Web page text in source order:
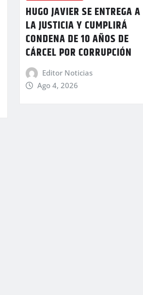
HUGO JAVIER SE ENTREGA A
LA JUSTICIA Y CUMPLIRÁ
CONDENA DE 10 AÑOS DE
CÁRCEL POR CORRUPCIÓN
Editor Noticias
Ago 4, 2026